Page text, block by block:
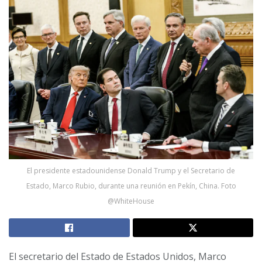
El presidente estadounidense Donald Trump y el Secretario de
Estado, Marco Rubio, durante una reunión en Pekín, China. Foto
@WhiteHouse
El secretario del Estado de Estados Unidos, Marco